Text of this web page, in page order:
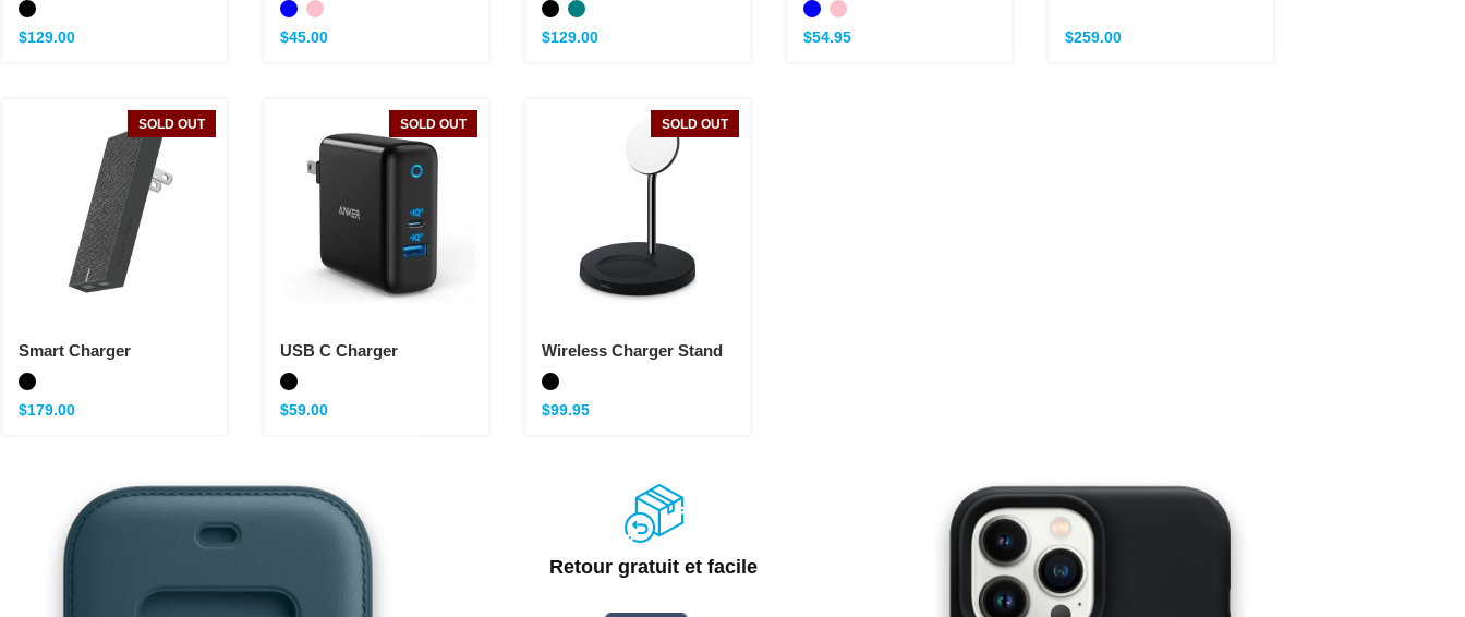
$129.00 $45.00 $129.00 $54.95 $259.00
SOLD OUT
Smart Charger
$179.00
SOLD OUT
USB C Charger
$59.00
SOLD OUT
Wireless Charger Stand
$99.95
Retour gratuit et facile